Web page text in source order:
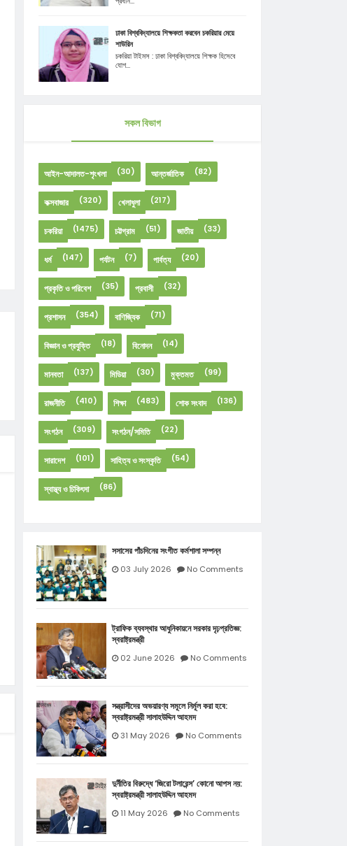
ঢাকা বিশ্ববিদ্যালয়ে শিক্ষকতা করবেন চকরিয়ার মেয়ে
শাউরিন
চকরিয়া টাইমস : ঢাকা বিশ্ববিদ্যালয়ে শিক্ষক হিসেবে
যোগ...
সকল বিভাগ
আইন-আদালত-শৃংখলা (30) আন্তর্জাতিক (82)
কক্সবাজার (320) খেলাধুলা (217)
চকরিয়া (1475) চট্টগ্রাম (51) জাতীয় (33)
ধর্ম (147) পর্যটন (7) পার্বত্য (20)
প্রকৃতি ও পরিবেশ (35) প্রবাসী (32)
প্রশাসন (354) বাণিজ্যিক (71)
বিজ্ঞান ও প্রযুক্তি (18) বিনোদন (14)
মানবতা (137) মিডিয়া (30) মুক্তমত (99)
রাজনীতি (410) শিক্ষা (483) শোক সংবাদ (136)
সংগঠন (309) সংগঠন/সমিতি (22)
সারাদেশ (101) সাহিত্য ও সংস্কৃতি (54)
স্বাস্থ্য ও চিকিৎসা (86)
সসাসের পাঁচদিনের সংগীত কর্মশালা সম্পন্ন
03 July 2026 No Comments
ট্রাফিক ব্যবস্থার আধুনিকায়নে সরকার দৃঢ়প্রতিজ্ঞ:
স্বরাষ্ট্রমন্ত্রী
02 June 2026 No Comments
সন্ত্রাসীদের অভয়ারণ্য সমূলে নির্মূল করা হবে:
স্বরাষ্ট্রমন্ত্রী সালাহউদ্দিন আহমদ
31 May 2026 No Comments
দুর্নীতির বিরুদ্ধে ‘জিরো টলারেন্স’ কোনো আপস নয়:
স্বরাষ্ট্রমন্ত্রী সালাহউদ্দিন আহমদ
11 May 2026 No Comments